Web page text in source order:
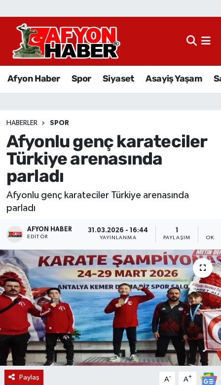
Afyon Haber Spor Siyaset Asayiş Yaşam
HABERLER SPOR
Afyonlu genç karateciler
Türkiye arenasında
parladı
Afyonlu genç karateciler Türkiye arenasında
parladı
AFYON HABER
EDITÖR
31.03.2026 - 16:44
YAYINLANMA PAYLAŞIM
Paylaş A- A+
Afyon Haber
Sağlık
Eğitim
Ekonomi
Magazin
Etkinlikler